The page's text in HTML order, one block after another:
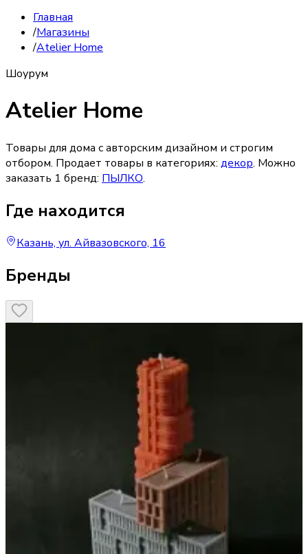
Главная
/Магазины
/Atelier Home
Шоурум
Atelier Home
Товары для дома с авторским дизайном и строгим
отбором. Продает товары в категориях: декор. Можно
заказать 1 бренд: ПЫЛКО.
Где находится
Казань, ул. Айвазовского, 16
Бренды